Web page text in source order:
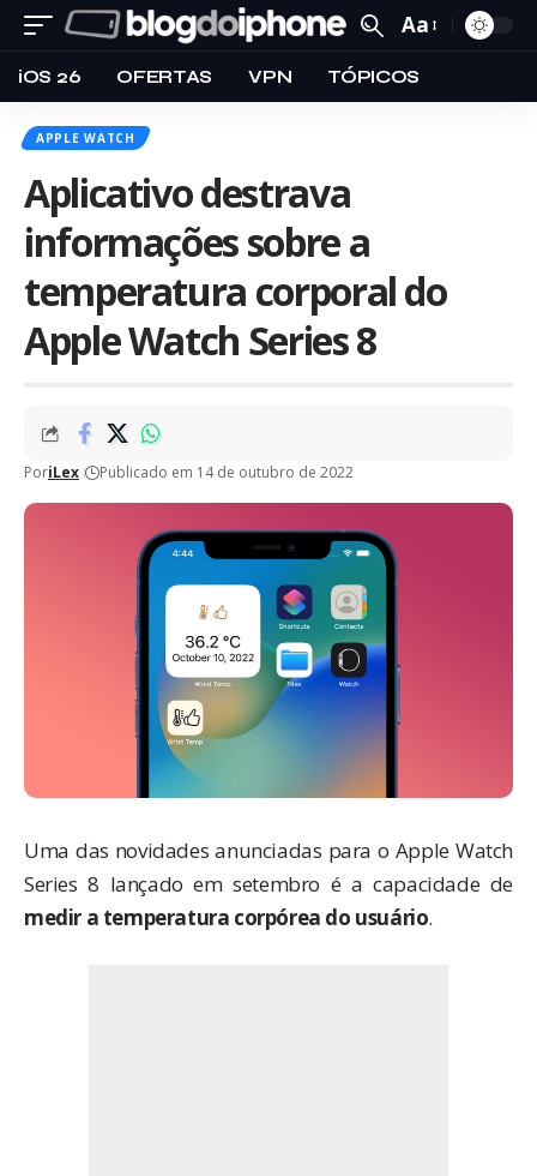
Aa
iOS 26 OFERTAS VPN TÓPICOS
APPLE WATCH
Aplicativo destrava
informações sobre a
temperatura corporal do
Apple Watch Series 8
PoriLex Publicado em 14 de outubro de 2022
Uma das novidades anunciadas para o Apple Watch
Series 8 lançado em setembro é a capacidade de
medir a temperatura corpórea do usuário.